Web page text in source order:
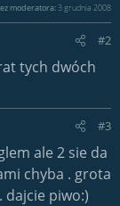
moderatora: 3 grudnia 2008
#2
tych dwóch
#3
ale 2 sie da
chyba . grota
dajcie piwo:)